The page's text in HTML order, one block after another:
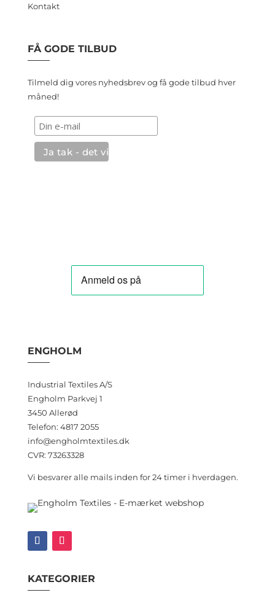
Kontakt
FÅ GODE TILBUD
Tilmeld dig vores nyhedsbrev og få gode tilbud hver
måned!
ENGHOLM
Industrial Textiles A/S
Engholm Parkvej 1
3450 Allerød
Telefon: 4817 2055
info@engholmtextiles.dk
CVR: 73263328
Vi besvarer alle mails inden for 24 timer i hverdagen.
KATEGORIER